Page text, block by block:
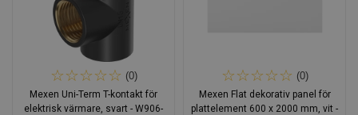
(0)
Mexen Uni-Term T-kontakt för
elektrisk värmare, svart - W906-
(0)
Mexen Flat dekorativ panel för
plattelement 600 x 2000 mm, vit -